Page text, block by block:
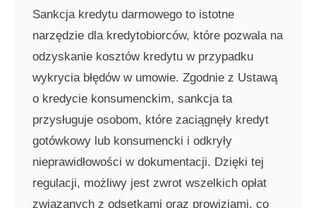
Sankcja kredytu darmowego to istotne
narzędzie dla kredytobiorców, które pozwala na
odzyskanie kosztów kredytu w przypadku
wykrycia błędów w umowie. Zgodnie z Ustawą
o kredycie konsumenckim, sankcja ta
przysługuje osobom, które zaciągnęły kredyt
gotówkowy lub konsumencki i odkryły
nieprawidłowości w dokumentacji. Dzięki tej
regulacji, możliwy jest zwrot wszelkich opłat
związanych z odsetkami oraz prowizjami, co